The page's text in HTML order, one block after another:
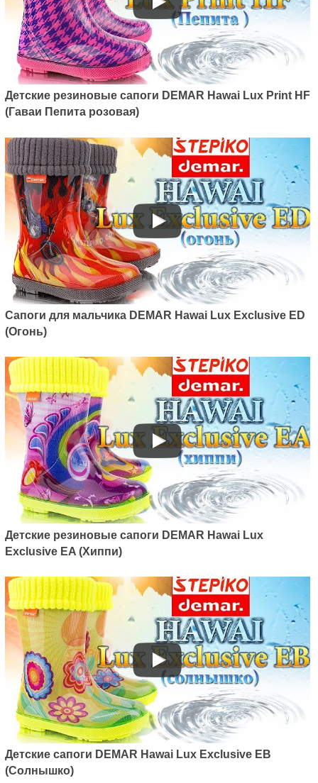
Детские резиновые сапоги DEMAR Hawai Lux Print HF
(Гаваи Пепита розовая)
Сапоги для мальчика DEMAR Hawai Lux Exclusive ED
(Огонь)
Детские резиновые сапоги DEMAR Hawai Lux
Exclusive EA (Хиппи)
Детские сапоги DEMAR Hawai Lux Exclusive EB
(Солнышко)